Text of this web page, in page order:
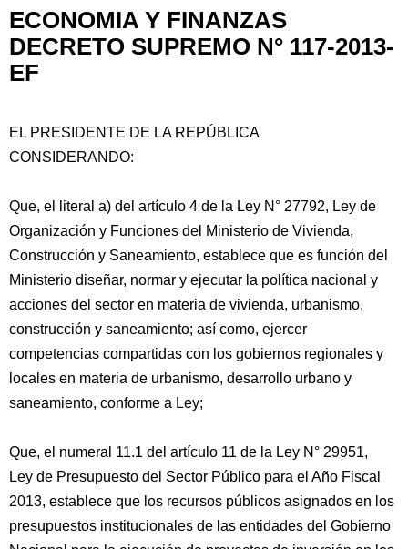
ECONOMIA Y FINANZAS
DECRETO SUPREMO N° 117-2013-
EF
EL PRESIDENTE DE LA REPÚBLICA
CONSIDERANDO:
Que, el literal a) del artículo 4 de la Ley N° 27792, Ley de
Organización y Funciones del Ministerio de Vivienda,
Construcción y Saneamiento, establece que es función del
Ministerio diseñar, normar y ejecutar la política nacional y
acciones del sector en materia de vivienda, urbanismo,
construcción y saneamiento; así como, ejercer
competencias compartidas con los gobiernos regionales y
locales en materia de urbanismo, desarrollo urbano y
saneamiento, conforme a Ley;
Que, el numeral 11.1 del artículo 11 de la Ley N° 29951,
Ley de Presupuesto del Sector Público para el Año Fiscal
2013, establece que los recursos públicos asignados en los
presupuestos institucionales de las entidades del Gobierno